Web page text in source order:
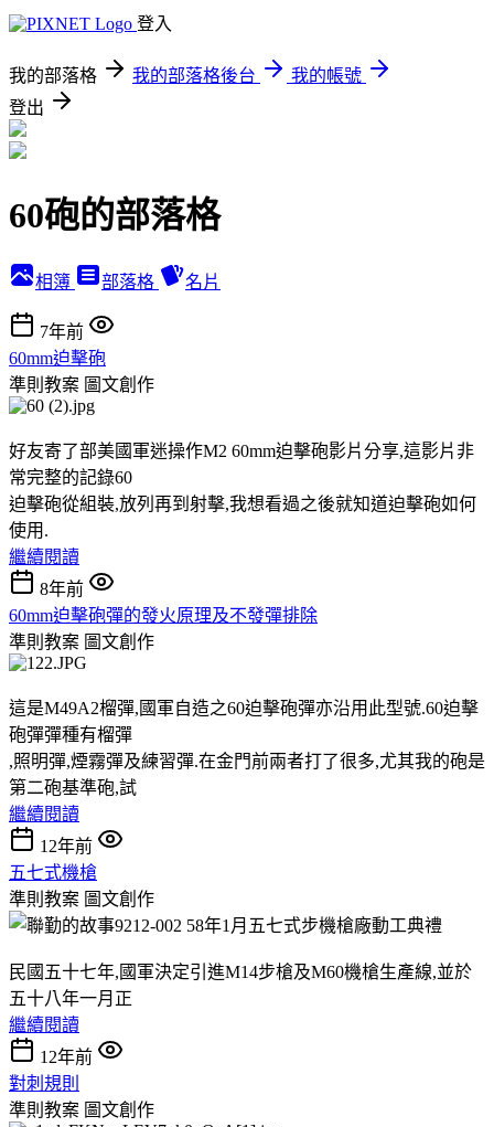
登入
我的部落格 我的部落格後台
我的帳號
登出
60砲的部落格
相簿 部落格 名片
7年前
60mm迫擊砲
準則教案 圖文創作
好友寄了部美國軍迷操作M2 60mm迫擊砲影片分享,這影片非
常完整的記錄60
迫擊砲從組裝,放列再到射擊,我想看過之後就知道迫擊砲如何
使用.
繼續閱讀
8年前
60mm迫擊砲彈的發火原理及不發彈排除
準則教案 圖文創作
這是M49A2榴彈,國軍自造之60迫擊砲彈亦沿用此型號.60迫擊
砲彈彈種有榴彈
,照明彈,煙霧彈及練習彈.在金門前兩者打了很多,尤其我的砲是
第二砲基準砲,試
繼續閱讀
12年前
五七式機槍
準則教案 圖文創作
民國五十七年,國軍決定引進M14步槍及M60機槍生產線,並於
五十八年一月正
繼續閱讀
12年前
對刺規則
準則教案 圖文創作